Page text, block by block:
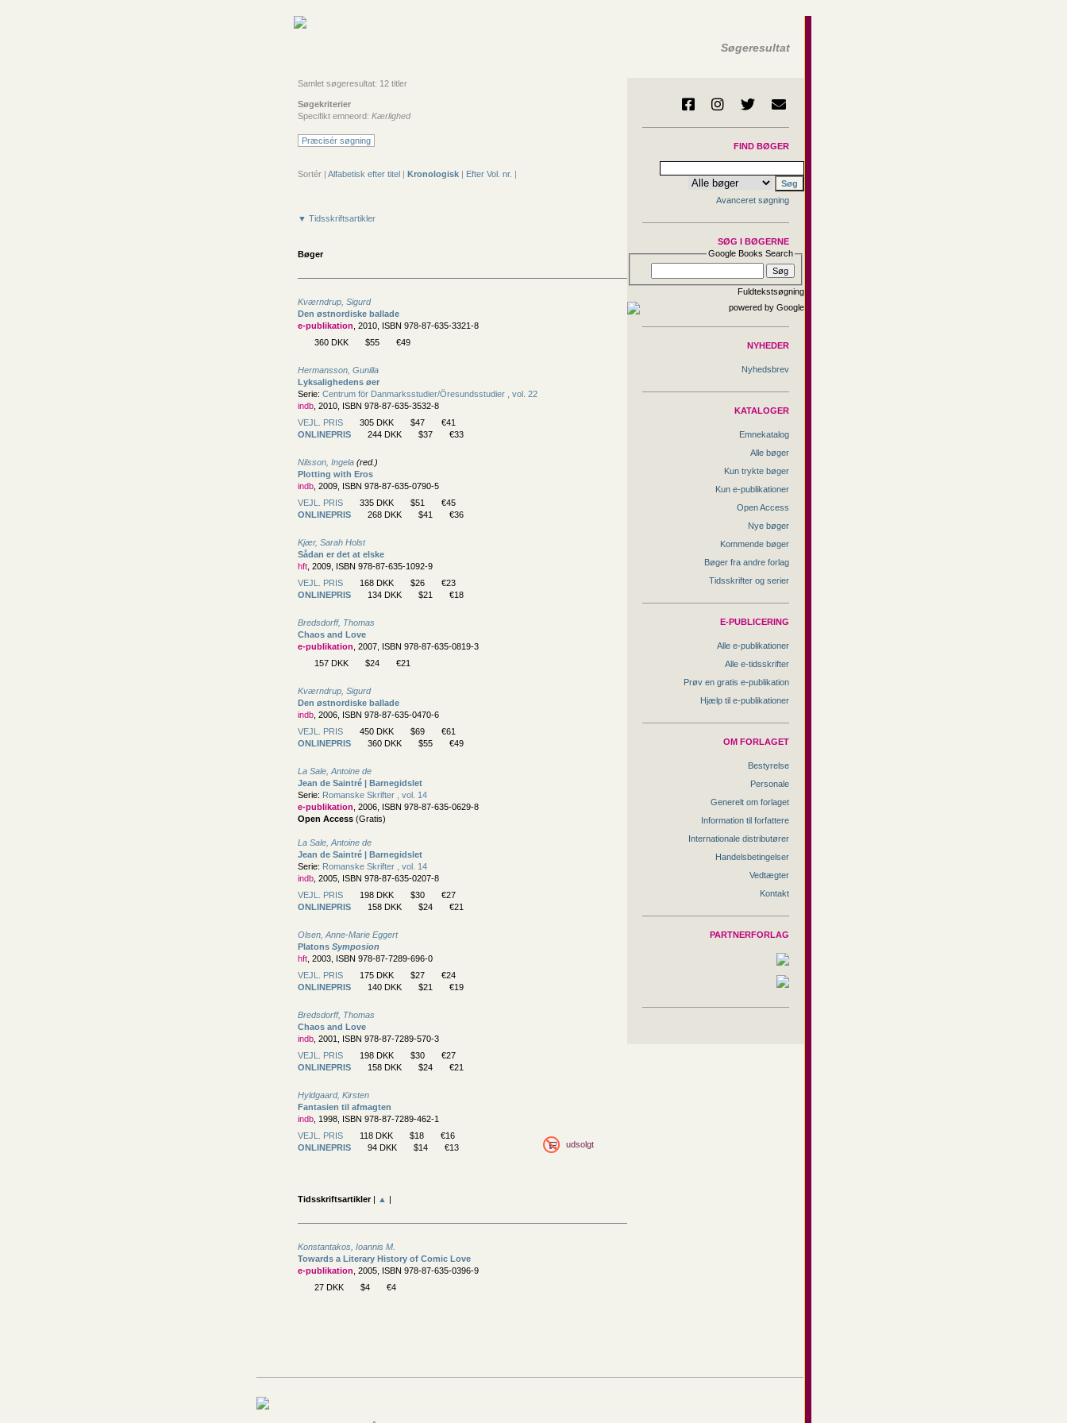
Søgeresultat
Samlet søgeresultat: 12 titler
Søgekriterier
Specifikt emneord: Kærlighed
Præcisér søgning
Sortér | Alfabetisk efter titel | Kronologisk | Efter Vol. nr. |
▼ Tidsskriftsartikler
Bøger
Kværndrup, Sigurd
Den østnordiske ballade
e-publikation , 2010, ISBN 978-87-635-3321-8
360 DKK
$55 €49
Hermansson, Gunilla
Lyksalighedens øer
Serie: Centrum för Danmarksstudier/Öresundsstudier , vol. 22
indb , 2010, ISBN 978-87-635-3532-8
VEJL. PRIS
305 DKK $47
€41
ONLINEPRIS
244 DKK $37 €33
Nilsson, Ingela (red.)
Plotting with Eros
indb , 2009, ISBN 978-87-635-0790-5
VEJL. PRIS
335 DKK $51
€45
ONLINEPRIS
268 DKK $41 €36
Kjær, Sarah Holst
Sådan er det at elske
hft , 2009, ISBN 978-87-635-1092-9
VEJL. PRIS
168 DKK $26
€23
ONLINEPRIS
134 DKK $21 €18
Bredsdorff, Thomas
Chaos and Love
e-publikation , 2007, ISBN 978-87-635-0819-3
157 DKK
$24 €21
Kværndrup, Sigurd
Den østnordiske ballade
indb , 2006, ISBN 978-87-635-0470-6
VEJL. PRIS
450 DKK $69
€61
ONLINEPRIS
360 DKK $55 €49
La Sale, Antoine de
Jean de Saintré | Barnegidslet
Serie: Romanske Skrifter , vol. 14
e-publikation , 2006, ISBN 978-87-635-0629-8
Open Access (Gratis)
La Sale, Antoine de
Jean de Saintré | Barnegidslet
Serie: Romanske Skrifter , vol. 14
indb , 2005, ISBN 978-87-635-0207-8
VEJL. PRIS
198 DKK $30
€27
ONLINEPRIS
158 DKK $24 €21
Olsen, Anne-Marie Eggert
Platons Symposion
hft , 2003, ISBN 978-87-7289-696-0
VEJL. PRIS
175 DKK $27
€24
ONLINEPRIS
140 DKK $21 €19
Bredsdorff, Thomas
Chaos and Love
indb , 2001, ISBN 978-87-7289-570-3
VEJL. PRIS
198 DKK $30
€27
ONLINEPRIS
158 DKK $24 €21
Hyldgaard, Kirsten
Fantasien til afmagten
indb , 1998, ISBN 978-87-7289-462-1
VEJL. PRIS
118 DKK $18
€16
ONLINEPRIS
94 DKK $14 €13 udsolgt
Tidsskriftsartikler| ▲ |
Konstantakos, Ioannis M.
Towards a Literary History of Comic Love
e-publikation , 2005, ISBN 978-87-635-0396-9
27 DKK
$4 €4
FIND BØGER
Avanceret søgning
SØG I BØGERNE
Google Books Search
Fuldtekstsøgning
NYHEDER
Nyhedsbrev
KATALOGER
Emnekatalog
Alle bøger
Kun trykte bøger
Kun e-publikationer
Open Access
Nye bøger
Kommende bøger
Bøger fra andre forlag
Tidsskrifter og serier
E-PUBLICERING
Alle e-publikationer
Alle e-tidsskrifter
Prøv en gratis e-publikation
Hjælp til e-publikationer
OM FORLAGET
Bestyrelse
Personale
Generelt om forlaget
Information til forfattere
Internationale distributører
Handelsbetingelser
Vedtægter
Kontakt
PARTNERFORLAG